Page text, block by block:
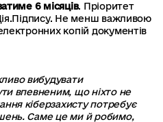
6 місяців. Пріоритет
Не менш важливою
копій документів
вибудувати
впевненим, що ніхто не
кіберзахисту потребує
Саме це ми й робимо,